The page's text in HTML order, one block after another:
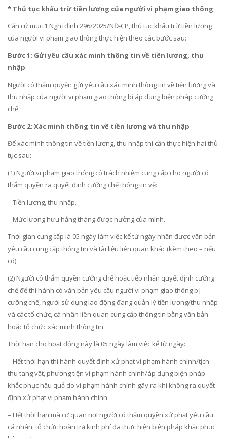
* Thủ tục khấu trừ tiền lương của người vi phạm giao thông
Căn cứ mục 1 Nghị định 296/2025/NĐ-CP, thủ tục khấu trừ tiền lương
của người vi phạm giao thông thực hiện theo các bước sau:
Bước 1: Gửi yêu cầu xác minh thông tin về tiền lương, thu
nhập
Người có thẩm quyền gửi yêu cầu xác minh thông tin về tiền lương và
thu nhập của người vi phạm giao thông bị áp dụng biện pháp cưỡng
chế.
Bước 2: Xác minh thông tin về tiền lương và thu nhập
Để xác minh thông tin về tiền lương, thu nhập thì cần thực hiện hai thủ
tục sau:
(1) Người vi phạm giao thông có trách nhiệm cung cấp cho người có
thẩm quyền ra quyết định cưỡng chế thông tin về:
– Tiền lương, thu nhập.
– Mức lương hưu hằng tháng được hưởng của mình.
Thời gian cung cấp là 05 ngày làm việc kể từ ngày nhận được văn bản
yêu cầu cung cấp thông tin và tài liệu liên quan khác (kèm theo – nếu
có).
(2) Người có thẩm quyền cưỡng chế hoặc tiếp nhận quyết định cưỡng
chế để thi hành có văn bản yêu cầu người vi phạm giao thông bị
cưỡng chế, người sử dụng lao động đang quản lý tiền lương/thu nhập
và các tổ chức, cá nhân liên quan cung cấp thông tin bằng văn bản
hoặc tổ chức xác minh thông tin.
Thời hạn cho hoạt động này là 05 ngày làm việc kể từ ngày:
– Hết thời hạn thi hành quyết định xử phạt vi phạm hành chính/tịch
thu tang vật, phương tiện vi phạm hành chính/áp dụng biện pháp
khắc phục hậu quả do vi phạm hành chính gây ra khi không ra quyết
định xử phạt vi phạm hành chính
– Hết thời hạn mà cơ quan nơi người có thẩm quyền xử phạt yêu cầu
cá nhân, tổ chức hoàn trả kinh phí đã thực hiện biện pháp khắc phục